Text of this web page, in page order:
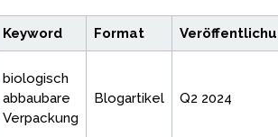
Keyword Format
biologisch
abbaubare
Verpackung
Blogartikel Q2 2024